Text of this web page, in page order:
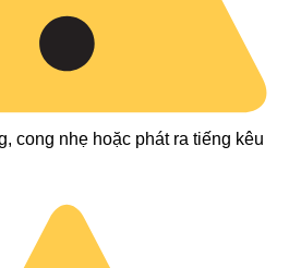
cong nhẹ hoặc phát ra tiếng kêu